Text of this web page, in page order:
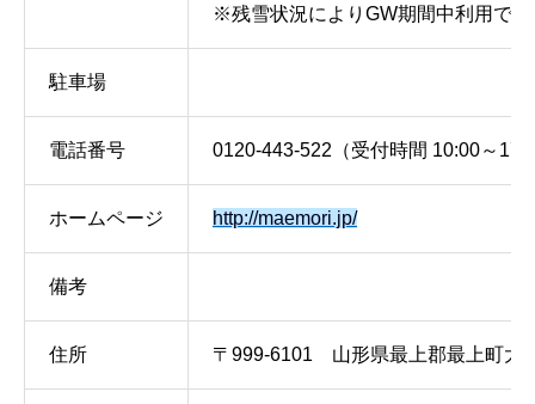
※残雪状況によりGW期間中利用で
駐車場
電話番号 0120-443-522（受付時間 10:00～
ホームページ http://maemori.jp/
備考
住所 〒999-6101 山形県最上郡最上町大